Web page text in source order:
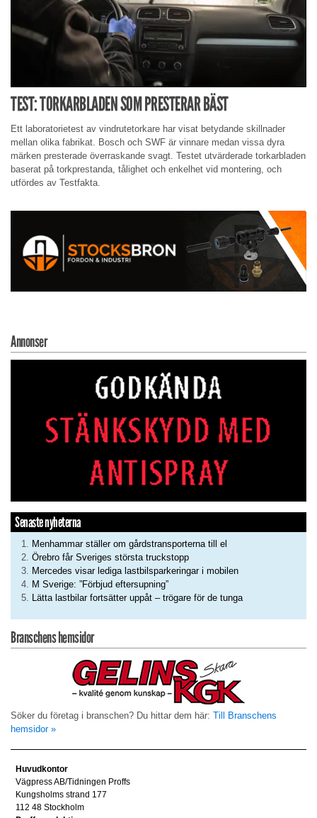
TEST: TORKARBLADEN SOM PRESTERAR BÄST
Ett laboratorietest av vindrutetorkare har visat betydande skillnader
mellan olika fabrikat. Bosch och SWF är vinnare medan vissa dyra
märken presterade överraskande svagt. Testet utvärderade torkarbladen
baserat på torkprestanda, tålighet och enkelhet vid montering, och
utfördes av Testfakta.
Annonser
Senaste nyheterna
Menhammar ställer om gårdstransporterna till el
Örebro får Sveriges största truckstopp
Mercedes visar lediga lastbilsparkeringar i mobilen
M Sverige: ”Förbjud eftersupning”
Lätta lastbilar fortsätter uppåt – trögare för de tunga
Branschens hemsidor
Söker du företag i branschen? Du hittar dem här: Till Branschens
hemsidor »
Huvudkontor
Vägpress AB/Tidningen Proffs
Kungsholms strand 177
112 48 Stockholm